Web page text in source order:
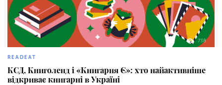
738
READEAT
КСД, Книголенд і «Книгарня Є»: хто найактивніше
відкриває книгарні в Україні